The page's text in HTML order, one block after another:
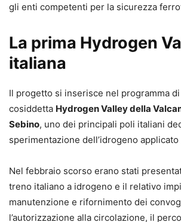
gli enti competenti per la sicurezza
La prima Hydrogen
italiana
Il progetto si inserisce nel programma
cosiddetta Hydrogen Valley della
Sebino, uno dei principali poli italiani
sperimentazione dell’idrogeno
Nel febbraio scorso erano stati
treno italiano a idrogeno e il relativo
manutenzione e rifornimento dei
l’autorizzazione alla circolazione, il